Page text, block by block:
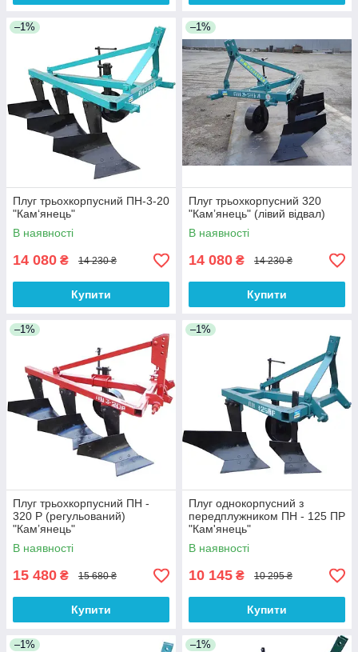
–1%
Плуг трьохкорпусний ПН-3-20
"Кам‘янець"
В наявності
14 080 ₴ 14 230 ₴
Купити
–1%
Плуг трьохкорпусний 320
"Камʼянець" (лівий відвал)
В наявності
14 080 ₴ 14 230 ₴
Купити
–1%
Плуг трьохкорпусний ПН -
320 Р (регульований)
"Камʼянець"
В наявності
15 480 ₴ 15 680 ₴
Купити
–1%
Плуг однокорпусний з
передплужником ПН - 125 ПР
"Кам'янець"
В наявності
10 145 ₴ 10 295 ₴
Купити
–1% –1%